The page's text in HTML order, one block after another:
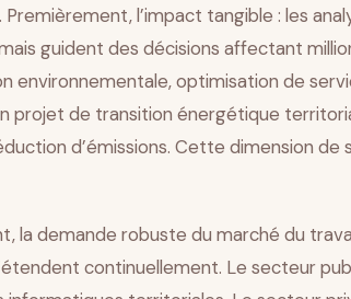
l’impact tangible : les
guident des décisions affectant
environnementale, optimisation de
projet de transition énergétique
d’émissions. Cette dimension
la demande robuste du marché du
continuellement. Le secteur